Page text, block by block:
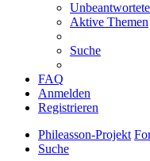
Aktive Themen
Suche
FAQ
Anmelden
Registrieren
Phileasson-Projekt
Suche